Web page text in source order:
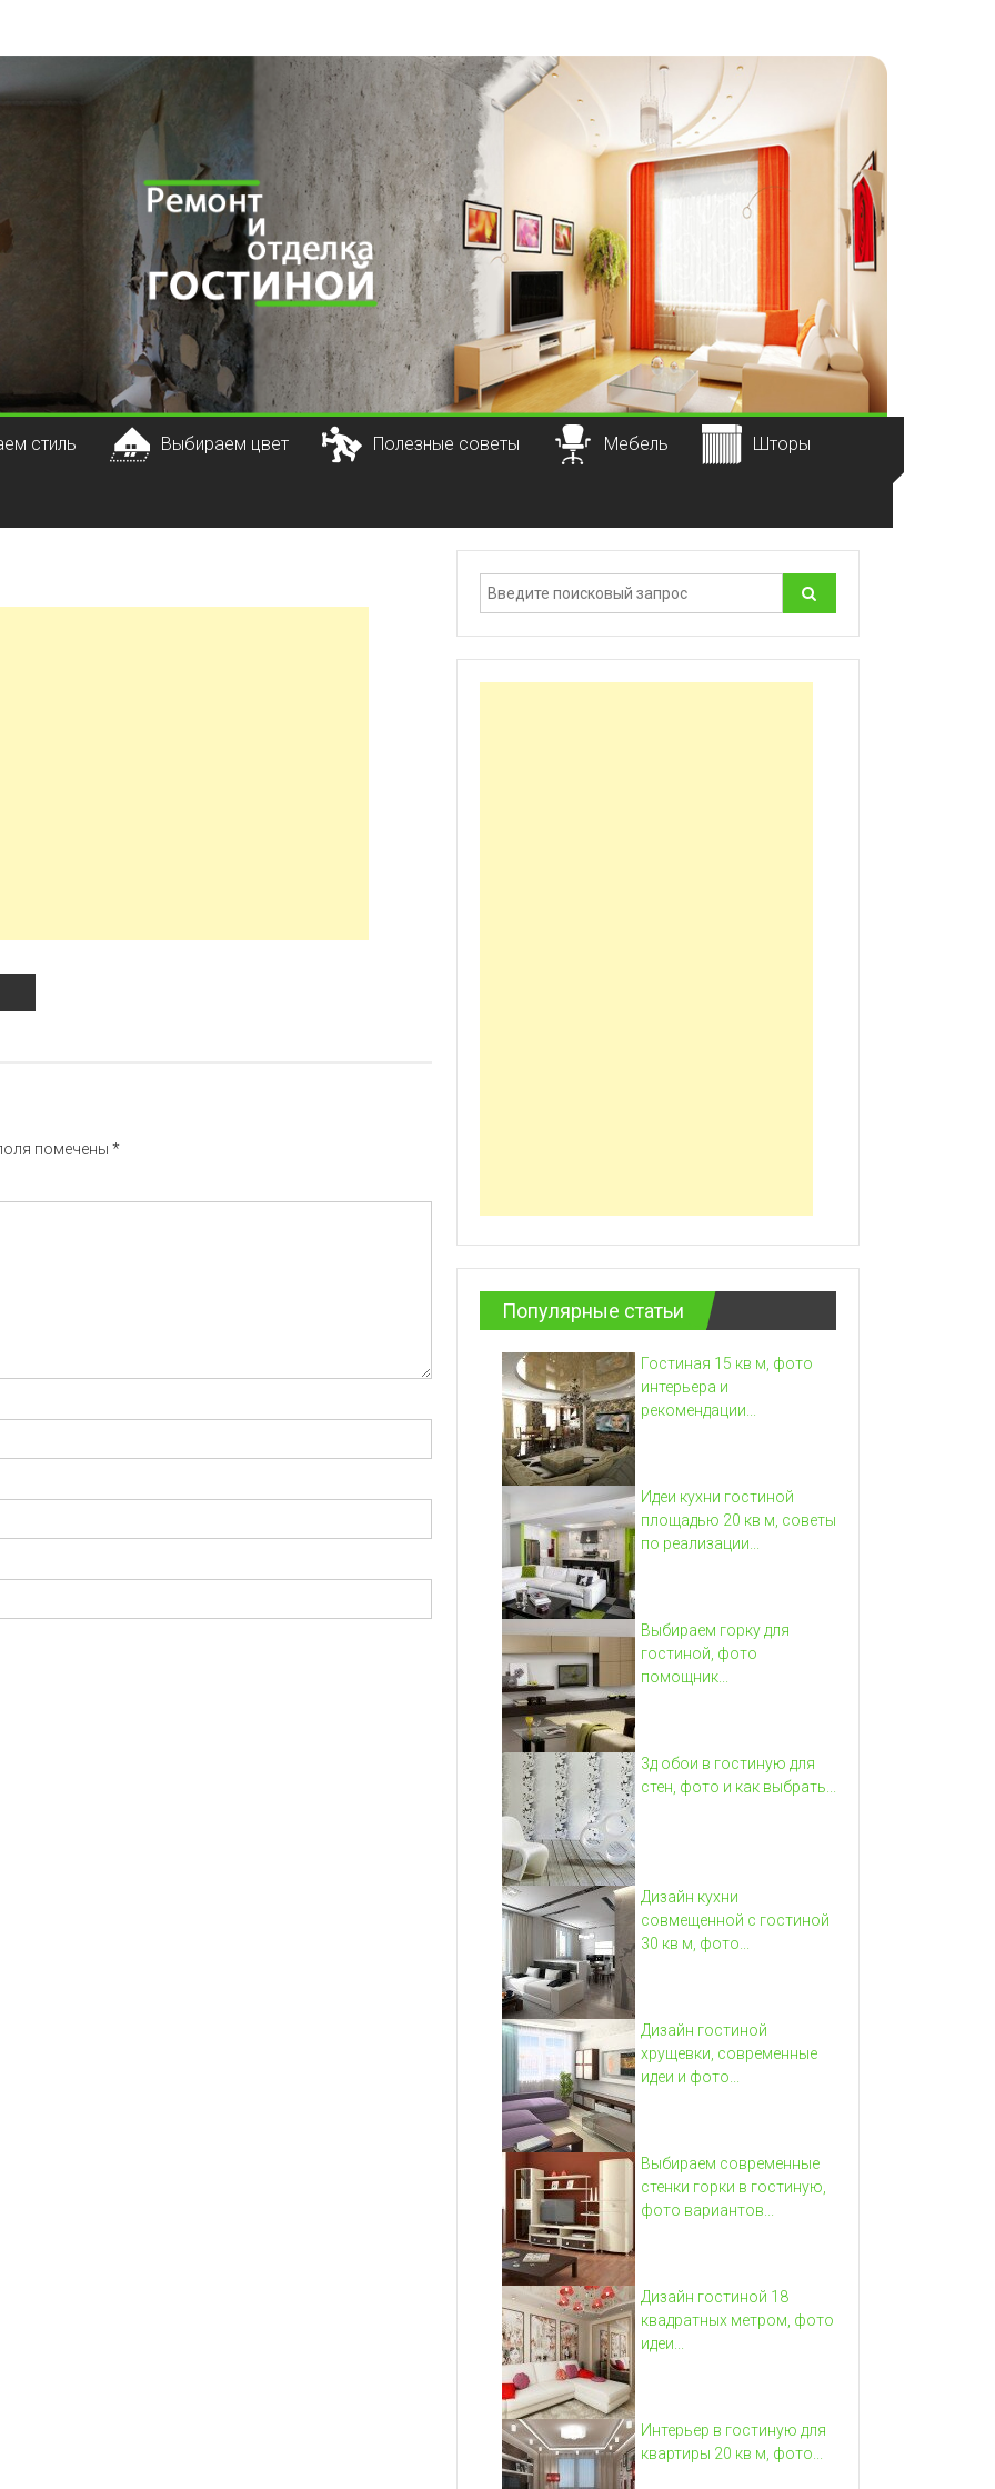
стиль Выбираем цвет Полезные советы Мебель Шторы
помечены *
Популярные статьи
Гостиная 15 кв м, фото
интерьера и
рекомендации...
Идеи кухни гостиной
площадью 20 кв м, советы
по реализации...
Выбираем горку для
гостиной, фото
помощник...
3д обои в гостиную для
стен, фото и как выбрать...
Дизайн кухни
совмещенной с гостиной
30 кв м, фото...
Дизайн гостиной
хрущевки, современные
идеи и фото...
Выбираем современные
стенки горки в гостиную,
фото вариантов...
Дизайн гостиной 18
квадратных метром, фото
идеи...
Интерьер в гостиную для
квартиры 20 кв м, фото...